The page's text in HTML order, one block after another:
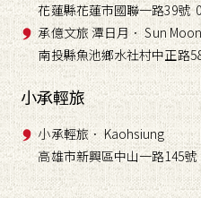
花蓮縣花蓮市國聯一路39號
承億文旅 潭日月． Sun
南投縣魚池鄉水社村中正路
小承輕旅
小承輕旅． Kaohsiung
高雄市新興區中山一路145